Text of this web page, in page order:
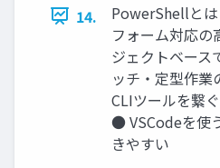
14.
PowerShellと
フォーム対応
ジェクトベー
ッチ・定型作
CLIツールを繋
● VSCodeを使
きやすい